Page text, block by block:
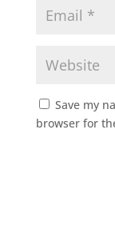
Save my
browser for